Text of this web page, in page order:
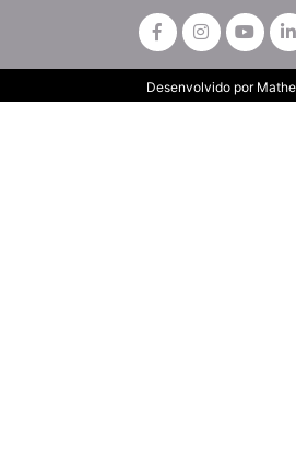
Desenvolvido por